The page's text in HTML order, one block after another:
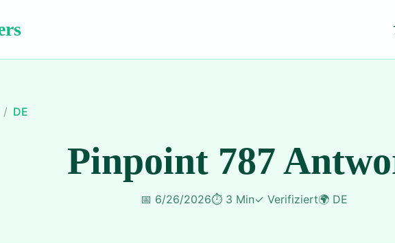
/ DE
Pinpoint 787
📅 6/26/2026⏱️ 3 Min✓ Verifiziert🌍 DE